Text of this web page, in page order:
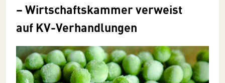
– Wirtschaftskammer verweist
auf KV-Verhandlungen